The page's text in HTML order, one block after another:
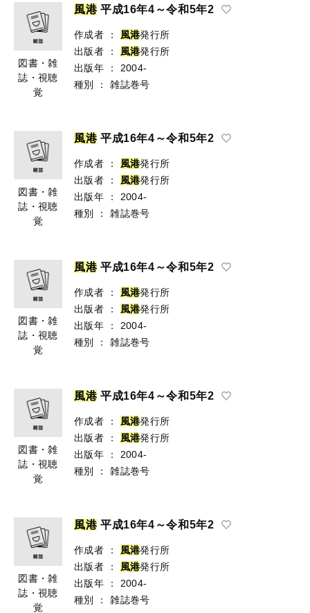
図書・雑
誌・視聴
覚
風港平成16年4～令和5年2
作成者 ： 風港発行所
出版者
： 風港発行所
出版年
：
2004-
種別
： 雑誌巻号
図書・雑
誌・視聴
覚
風港平成16年4～令和5年2
作成者 ： 風港発行所
出版者
： 風港発行所
出版年
：
2004-
種別
： 雑誌巻号
図書・雑
誌・視聴
覚
風港平成16年4～令和5年2
作成者 ： 風港発行所
出版者
： 風港発行所
出版年
：
2004-
種別
： 雑誌巻号
図書・雑
誌・視聴
覚
風港平成16年4～令和5年2
作成者 ： 風港発行所
出版者
： 風港発行所
出版年
：
2004-
種別
： 雑誌巻号
図書・雑
誌・視聴
覚
風港平成16年4～令和5年2
作成者 ： 風港発行所
出版者
： 風港発行所
出版年
：
2004-
種別
： 雑誌巻号